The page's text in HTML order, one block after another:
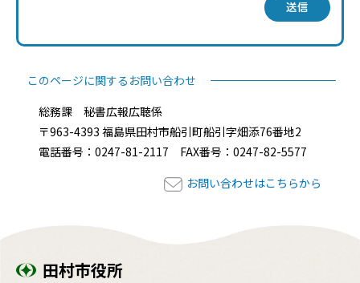
送信
このページに関するお問い合わせ
総務課 秘書広報広聴係
〒963-4393 福島県田村市船引町船引字畑添76番地2
電話番号：0247-81-2117 FAX番号：0247-82-5577
お問い合わせはこちらから
田村市役所